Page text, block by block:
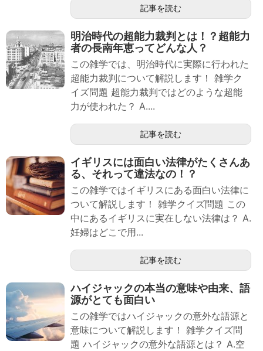
記事を読む
明治時代の超能力裁判とは！？超能力
者の長南年恵ってどんな人？
この雑学では、明治時代に実際に行われた
超能力裁判について解説します！ 雑学ク
イズ問題 超能力裁判ではどのような超能
力が使われた？ A....
記事を読む
イギリスには面白い法律がたくさんあ
る、それって違法なの！？
この雑学ではイギリスにある面白い法律に
ついて解説します！ 雑学クイズ問題 この
中にあるイギリスに実在しない法律は？ A.
妊婦はどこで用...
記事を読む
ハイジャックの本当の意味や由来、語
源がとても面白い
この雑学ではハイジャックの意外な語源と
意味について解説します！ 雑学クイズ問
題 ハイジャックの意外な語源とは？ A.空